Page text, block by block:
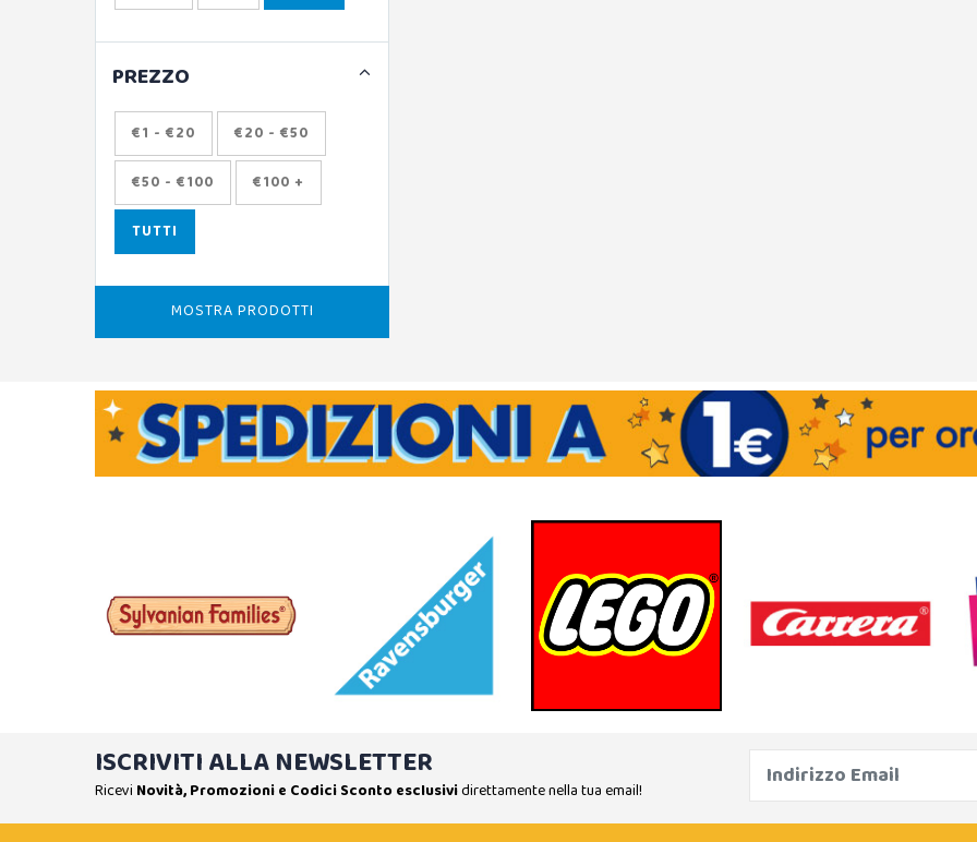
PREZZO
€1 - €20 €20 - €50
€50 - €100 €100 +
TUTTI
MOSTRA PRODOTTI
ISCRIVITI ALLA NEWSLETTER
Ricevi Novità, Promozioni e Codici Sconto esclusividirettamente nella tua email!